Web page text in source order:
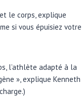
le corps, explique
si vous épuisiez votre
l’athlète adapté à la
», explique Kenneth